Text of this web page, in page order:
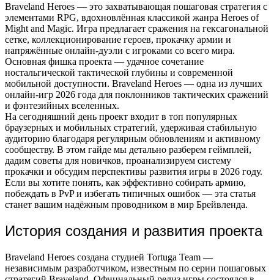
Braveland Heroes — это захватывающая пошаговая стратегия с
элементами RPG, вдохновлённая классикой жанра Heroes of
Might and Magic. Игра предлагает сражения на гексагональной
сетке, коллекционирование героев, прокачку армии и
напряжённые онлайн-дуэли с игроками со всего мира.
Основная фишка проекта — удачное сочетание
ностальгической тактической глубины и современной
мобильной доступности. Braveland Heroes — одна из лучших
онлайн-игр 2026 года для поклонников тактических сражений
и фэнтезийных вселенных.
На сегодняшний день проект входит в топ популярных
браузерных и мобильных стратегий, удерживая стабильную
аудиторию благодаря регулярным обновлениям и активному
сообществу. В этом гайде мы детально разберем геймплей,
дадим советы для новичков, проанализируем систему
прокачки и обсудим перспективы развития игры в 2026 году.
Если вы хотите понять, как эффективно собирать армию,
побеждать в PvP и избегать типичных ошибок — эта статья
станет вашим надёжным проводником в мир Брейвленда.
История создания и развития проекта
Braveland Heroes создана студией Tortuga Team —
независимым разработчиком, известным по серии пошаговых